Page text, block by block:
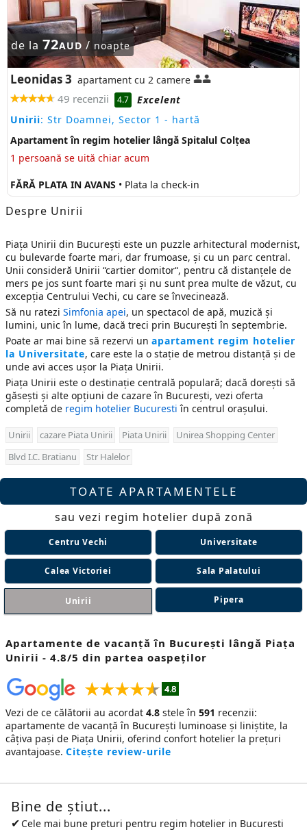
de la 72AUD / noapte
Leonidas 3 apartament cu 2 camere
49 recenzii 4.7
Excelent
Unirii: Str Doamnei, Sector 1 - hartă
Apartament în regim hotelier lângă Spitalul Colțea
1 persoană se uită chiar acum
FĂRĂ PLATA IN AVANS • Plata la check-in
Despre Unirii
Piața Unirii din București este un puzzle arhitectural modernist,
cu bulevarde foarte mari, dar frumoase, și cu un parc central.
Unii consideră Unirii “cartier domitor“, pentru că distanțele de
mers pe jos sunt foarte mari și nu sunt prea multe de văzut, cu
excepția Centrului Vechi, cu care se învecinează.
Să nu ratezi Simfonia apei, un spectacol de apă, muzică și
lumini, unic în lume, dacă treci prin București în septembrie.
Poate ar mai bine să rezervi un apartament regim hotelier
la Universitate, care este la o stație de metrou distanță și de
unde avi acces ușor la Piața Unirii.
Piața Unirii este o destinație centrală populară; dacă dorești să
găsești și alte opțiuni de cazare în București, vezi oferta
completă de regim hotelier Bucuresti în centrul orașului.
Unirii cazare Piata Unirii Piata Unirii
Unirea Shopping Center
Blvd I.C. Bratianu
Str Halelor
TOATE APARTAMENTELE
sau vezi regim hotelier după zonă
Centru Vechi Universitate
Calea Victoriei Sala Palatului
Unirii Pipera
Apartamente de vacanță în București lângă Piața
Unirii - 4.8/5 din partea oaspeților
Vezi de ce călătorii au acordat 4.8 stele în 591 recenzii:
apartamente de vacanță în București luminoase și liniștite, la
câțiva pași de Piața Unirii, oferind confort hotelier la prețuri
avantajoase. Citește review-urile
Bine de ştiut...
✔ Cele mai bune preturi pentru regim hotelier in Bucuresti